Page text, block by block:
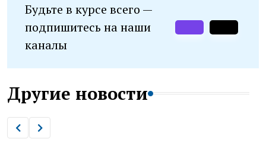
Будьте в курсе всего —
подпишитесь на наши
каналы
Другие новости